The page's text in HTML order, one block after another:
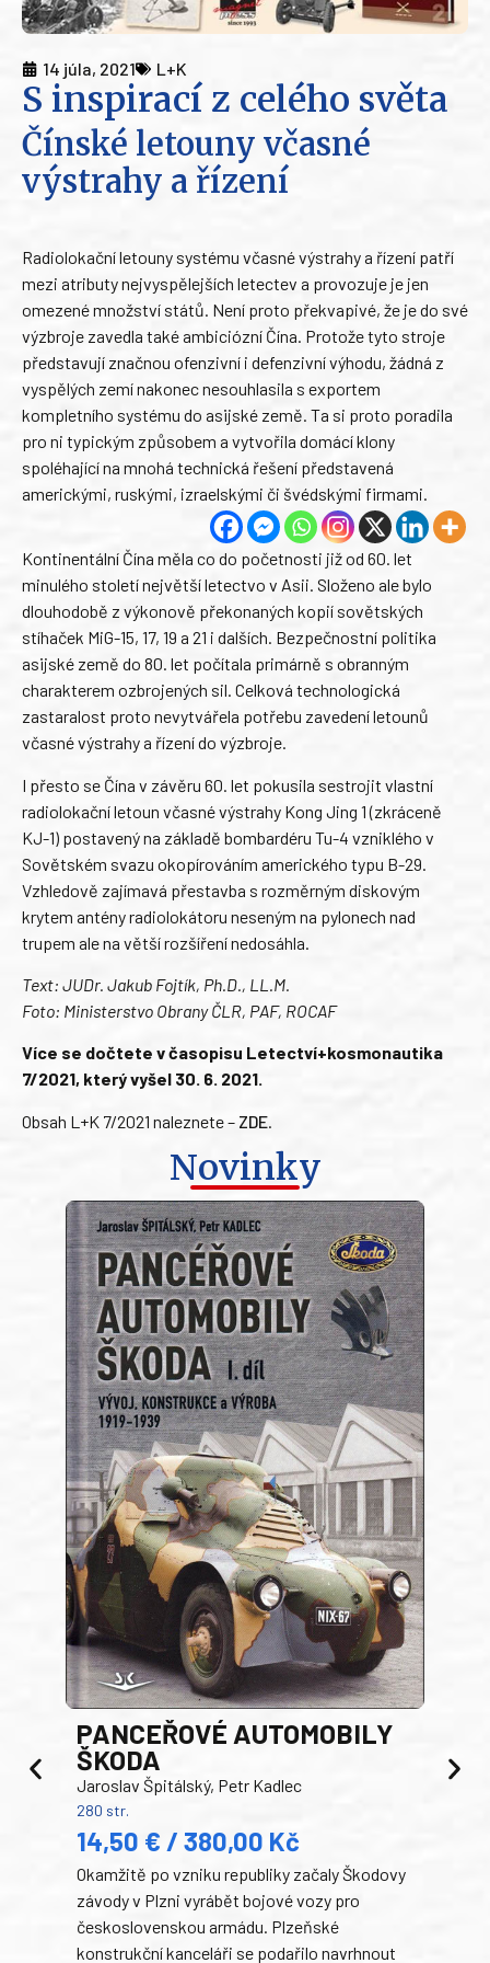
14 júla, 2021 L+K
S inspirací z celého světa
Čínské letouny včasné
výstrahy a řízení
Radiolokační letouny systému včasné výstrahy a řízení patří
mezi atributy nejvyspělejších letectev a provozuje je jen
omezené množství států. Není proto překvapivé, že je do své
výzbroje zavedla také ambiciózní Čína. Protože tyto stroje
představují značnou ofenzivní i defenzivní výhodu, žádná z
vyspělých zemí nakonec nesouhlasila s exportem
kompletního systému do asijské země. Ta si proto poradila
pro ni typickým způsobem a vytvořila domácí klony
spoléhající na mnohá technická řešení představená
americkými, ruskými, izraelskými či švédskými firmami.
Kontinentální Čína měla co do početnosti již od 60. let
minulého století největší letectvo v Asii. Složeno ale bylo
dlouhodobě z výkonově překonaných kopií sovětských
stíhaček MiG-15, 17, 19 a 21 i dalších. Bezpečnostní politika
asijské země do 80. let počítala primárně s obranným
charakterem ozbrojených sil. Celková technologická
zastaralost proto nevytvářela potřebu zavedení letounů
včasné výstrahy a řízení do výzbroje.
I přesto se Čína v závěru 60. let pokusila sestrojit vlastní
radiolokační letoun včasné výstrahy Kong Jing 1 (zkráceně
KJ-1) postavený na základě bombardéru Tu-4 vzniklého v
Sovětském svazu okopírováním amerického typu B-29.
Vzhledově zajímavá přestavba s rozměrným diskovým
krytem antény radiolokátoru neseným na pylonech nad
trupem ale na větší rozšíření nedosáhla.
Text: JUDr. Jakub Fojtík, Ph.D., LL.M.
Foto: Ministerstvo Obrany ČLR, PAF, ROCAF
Více se dočtete v časopisu Letectví+kosmonautika
7/2021, který vyšel 30. 6. 2021.
Obsah L+K 7/2021 naleznete – ZDE
Novinky
PANCEŘOVÉ AUTOMOBILY
ŠKODA
Jaroslav Špitálský, Petr Kadlec
280 str.
14,50 € / 380,00 Kč
Okamžitě po vzniku republiky začaly Škodovy
závody v Plzni vyrábět bojové vozy pro
československou armádu. Plzeňské
konstrukční kanceláři se podařilo navrhnout